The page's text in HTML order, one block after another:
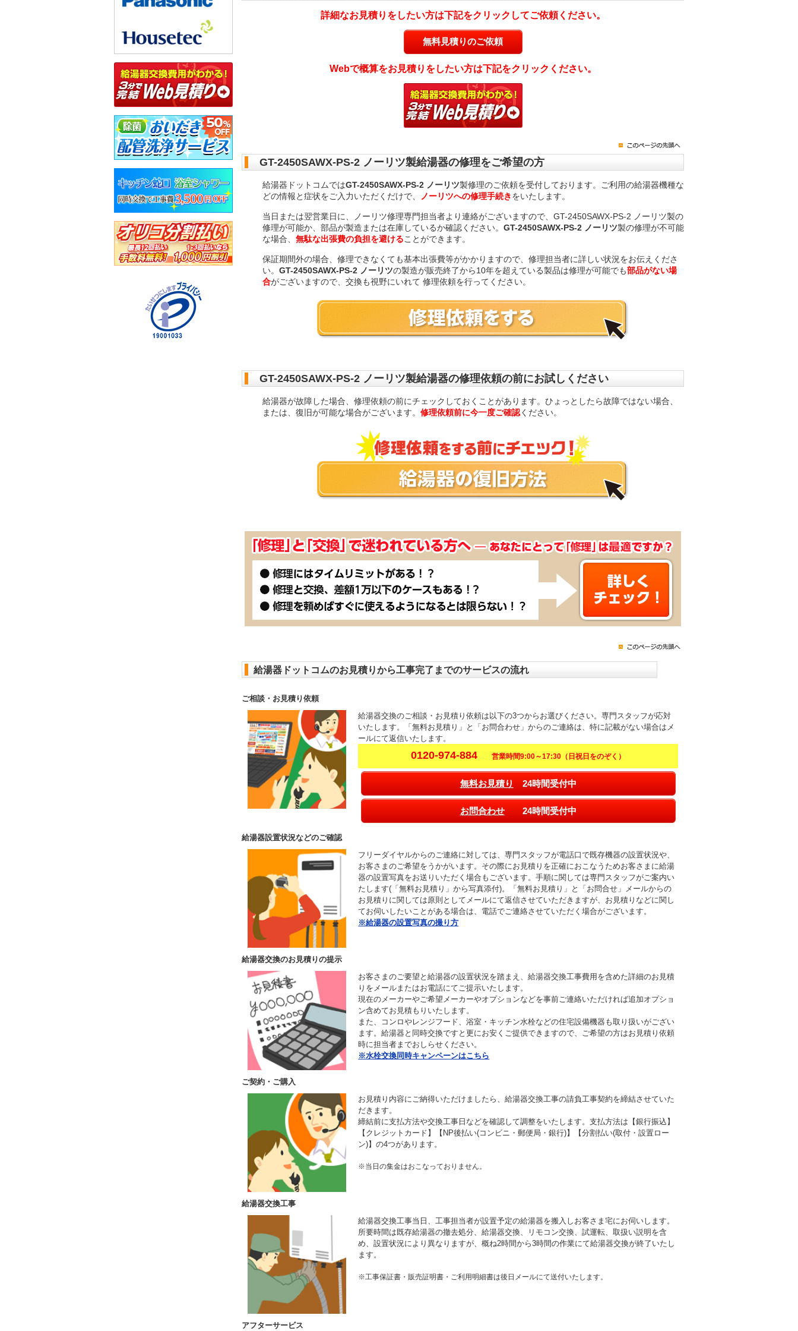
詳細なお見積りをしたい方は下記をクリックしてご依頼ください。
無料見積りのご依頼
Webで概算をお見積りをしたい方は下記をクリックください。
GT-2450SAWX-PS-2 ノーリツ製給湯器の修理をご希望の方
給湯器ドットコムではGT-2450SAWX-PS-2 ノーリツ製修理のご依頼を受付しております。ご利用の給湯器機種な
どの情報と症状をご入力いただくだけで、
ノーリツへの修理手続きをいたします。
当日または翌営業日に、ノーリツ修理専門担当者より連絡がございますので、GT-2450SAWX-PS-2 ノーリツ製の
修理が可能か、部品が製造または在庫しているか確認ください。 GT-2450SAWX-PS-2 ノーリツ製の修理が不可能
な場合、 無駄な出張費の負担を避けることができます。
保証期間外の場合、修理できなくても基本出張費等がかかりますので、修理担当者に詳しい状況をお伝えくださ
い。 GT-2450SAWX-PS-2 ノーリツの製造が販売終了から10年を超えている製品は修理が可能でも部品がない場
合がございますので、交換も視野にいれて 修理依頼を行ってください。
GT-2450SAWX-PS-2 ノーリツ製給湯器の修理依頼の前にお試しください
給湯器が故障した場合、修理依頼の前にチェックしておくことがあります。ひょっとしたら故障ではない場合、
または、復旧が可能な場合がございます。 修理依頼前に今一度ご確認ください。
給湯器ドットコムのお見積りから工事完了までのサービスの流れ
ご相談・お見積り依頼
給湯器交換のご相談・お見積り依頼は以下の3つからお選びください。専門スタッフが応対
いたします。「無料お見積り」と「お問合わせ」からのご連絡は、特に記載がない場合はメ
ールにて返信いたします。
0120-974-884 営業時間9:00～17:30（日祝日をのぞく）
無料お見積り 24時間受付中
お問合わせ24時間受付中
給湯器設置状況などのご確認
フリーダイヤルからのご連絡に対しては、専門スタッフが電話口で既存機器の設置状況や、
お客さまのご希望をうかがいます。その際にお見積りを正確におこなうためお客さまに給湯
器の設置写真をお送りいただく場合もございます。手順に関しては専門スタッフがご案内い
たします(「無料お見積り」から写真添付)。「無料お見積り」と「お問合せ」メールからの
お見積りに関しては原則としてメールにて返信させていただきますが、お見積りなどに関し
てお伺いしたいことがある場合は、電話でご連絡させていただく場合がございます。
※給湯器の設置写真の撮り方
給湯器交換のお見積りの提示
お客さまのご要望と給湯器の設置状況を踏まえ、給湯器交換工事費用を含めた詳細のお見積
りをメールまたはお電話にてご提示いたします。
現在のメーカーやご希望メーカーやオプションなどを事前ご連絡いただければ追加オプショ
ン含めてお見積もりいたします。
また、コンロやレンジフード、浴室・キッチン水栓などの住宅設備機器も取り扱いがござい
ます。給湯器と同時交換ですと更にお安くご提供できますので、ご希望の方はお見積り依頼
時に担当者までおしらせください。
※水栓交換同時キャンペーンはこちら
ご契約・ご購入
お見積り内容にご納得いただけましたら、給湯器交換工事の請負工事契約を締結させていた
だきます。
締結前に支払方法や交換工事日などを確認して調整をいたします。支払方法は【銀行振込】
【クレジットカード】【NP後払い(コンビニ・郵便局・銀行)】【分割払い(取付・設置ロー
ン)】の4つがあります。
※当日の集金はおこなっておりません。
給湯器交換工事
給湯器交換工事当日、工事担当者が設置予定の給湯器を搬入しお客さま宅にお伺いします。
所要時間は既存給湯器の撤去処分、給湯器交換、リモコン交換、試運転、取扱い説明を含
め、設置状況により異なりますが、概ね2時間から3時間の作業にて給湯器交換が終了いたし
ます。
※工事保証書・販売証明書・ご利用明細書は後日メールにて送付いたします。
アフターサービス